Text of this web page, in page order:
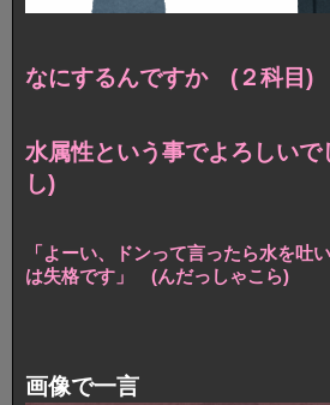
なにするんですか (２科目)
水属性という事でよろしい
し)
「よーい、ドンって言ったら水を
は失格です」 (んだっしゃこら)
画像で一言